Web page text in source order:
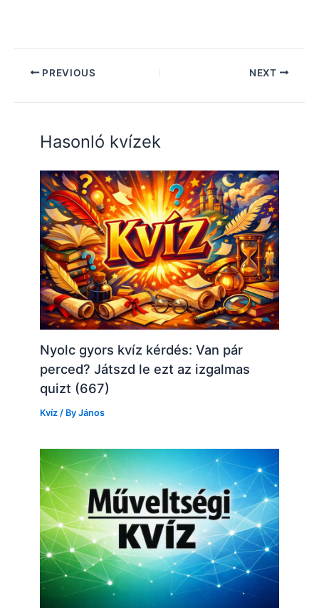
PREVIOUS NEXT
Hasonló kvízek
Nyolc gyors kvíz kérdés: Van pár
perced? Játszd le ezt az izgalmas
quizt (667)
Kvíz / ByJános